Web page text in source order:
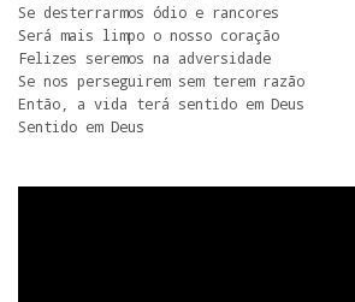
Se desterrarmos ódio e rancores
Será mais limpo o nosso coração
Felizes seremos na adversidade
Se nos perseguirem sem terem razão
Então, a vida terá sentido em Deus
Sentido em Deus